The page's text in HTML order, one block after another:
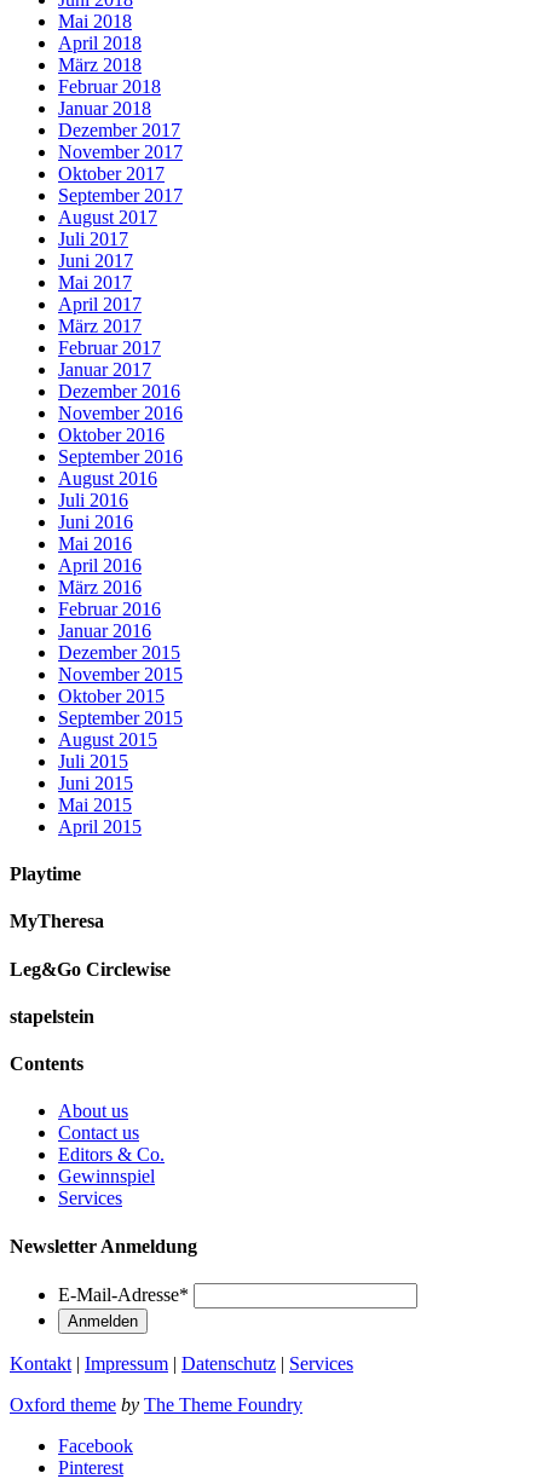
Mai 2018
April 2018
März 2018
Februar 2018
Januar 2018
Dezember 2017
November 2017
Oktober 2017
September 2017
August 2017
Juli 2017
Juni 2017
Mai 2017
April 2017
März 2017
Februar 2017
Januar 2017
Dezember 2016
November 2016
Oktober 2016
September 2016
August 2016
Juli 2016
Juni 2016
Mai 2016
April 2016
März 2016
Februar 2016
Januar 2016
Dezember 2015
November 2015
Oktober 2015
September 2015
August 2015
Juli 2015
Juni 2015
Mai 2015
April 2015
Playtime
MyTheresa
Leg&Go Circlewise
stapelstein
Contents
About us
Contact us
Editors & Co.
Gewinnspiel
Services
Newsletter Anmeldung
E-Mail-Adresse*
Kontakt | Impressum | Datenschutz | Services
Oxford theme by The Theme Foundry
Facebook
Pinterest